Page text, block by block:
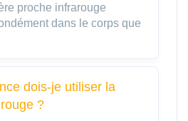
proche infrarouge
dans le corps que
dois-je utiliser la
?